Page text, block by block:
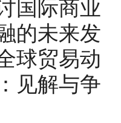
国际商业
的未来发
球贸易动
见解与争